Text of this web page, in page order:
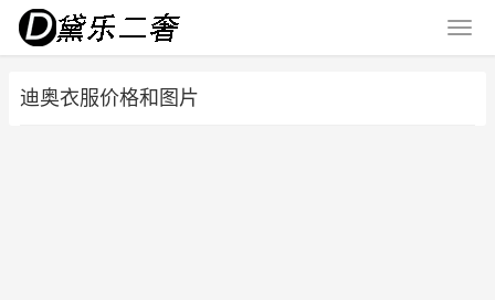
迪奥衣服价格和图片